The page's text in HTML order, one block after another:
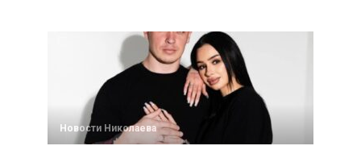
Новости Николаева